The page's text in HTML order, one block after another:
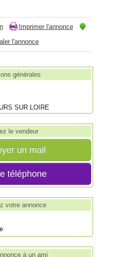
Imprimer l'annonce
l'annonce
générales
SUR LOIRE
le vendeur
un mail
téléphone
votre annonce
à un ami